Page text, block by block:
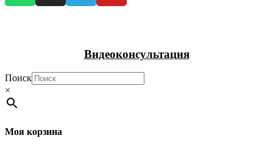
Видеоконсультация
Поиск
×
Моя корзина